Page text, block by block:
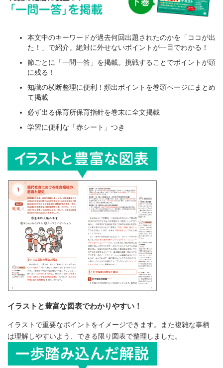
本文中のキーワードが過去何回出題されたのかを「ココが出
た！」で紹介。絶対に外せないポイントが一目でわかる！
節ごとに「一問一答」を掲載。挑戦することでポイントが頭
に残る！
知識の横断整理に便利！頻出ポイントを巻頭ページにまとめ
て掲載
必ず出る保育所保育指針を巻末に全文掲載
学習に便利な「赤シート」つき
イラストと豊富な図表でわかりやすい！
イラストで重要なポイントをイメージできます。また複雑な事柄
は理解しやすいよう、できる限り図表で整理しました。